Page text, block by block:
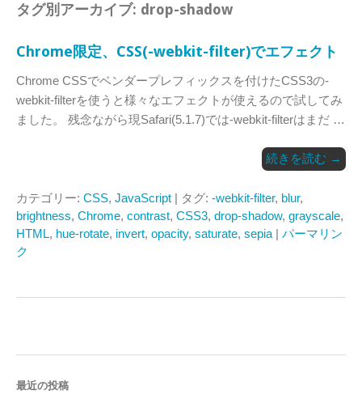
タグ別アーカイブ: drop-shadow
Chrome限定、CSS(-webkit-filter)でエフェクト
Chrome CSSでベンダープレフィックスを付けたCSS3の-
webkit-filterを使うと様々なエフェクトが使えるので試してみ
ました。 残念ながら現Safari(5.1.7)では-webkit-filterはまだ …
続きを読む →
カテゴリー: CSS, JavaScript | タグ: -webkit-filter, blur,
brightness, Chrome, contrast, CSS3, drop-shadow, grayscale,
HTML, hue-rotate, invert, opacity, saturate, sepia | パーマリン
ク
最近の投稿